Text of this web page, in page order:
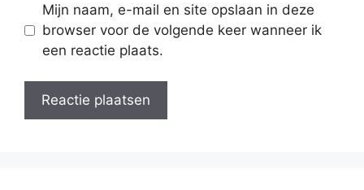
Mijn naam, e-mail en site opslaan in deze
browser voor de volgende keer wanneer ik
een reactie plaats.